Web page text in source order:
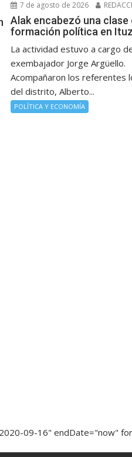
7 de agosto de 2026
Alak encabezó una clase
formación política en
La actividad estuvo a cargo
exembajador Jorge Argüello.
Acompañaron los referentes
del distrito, Alberto...
POLÍTICA Y ECONOMÍA
09-16" endDate="now"